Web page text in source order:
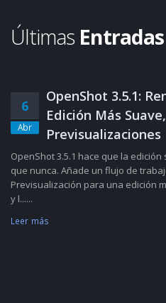
Últimas Entradas
6
Abr
OpenShot 3.5.1:
Edición Más
Previsualizaciones
OpenShot 3.5.1 hace que la
que nunca. Añade un flujo de
Previsualización para una edición
y l......
Leer más